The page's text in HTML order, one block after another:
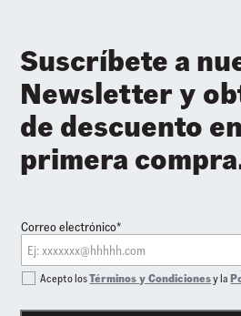
Suscríbete a
Newsletter y
de descuento
primera
Correo electrónico*
Acepto losTérminos y Condicionesy la